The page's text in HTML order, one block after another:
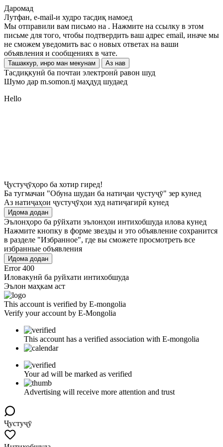
Даромад
Лутфан, e-mail-и худро тасдиқ намоед
Мы отправили вам письмо на . Нажмите на ссылку в этом
письме для того, чтобы подтвердить ваш адрес email, иначе мы
не сможем уведомить вас о новых ответах на ваши
объявления и сообщениях в чате.
Ташаккур, инро ман мекунам Аз нав
Тасдиқкунӣ ба почтаи электронӣ равон шуд
Шумо дар m.somon.tj маҳдуд шудаед
Hello
Ҷустуҷӯҳоро ба хотир гиред!
Ба тугмачаи "Обуна шудан ба натиҷаи ҷустуҷӯ" зер кунед
Аз натиҷаҳои ҷустуҷӯҳои худ натиҷагирӣ кунед
Идома додан
Эълонҳоро ба рӯйхати эълонҳои интихобшуда илова кунед
Нажмите кнопку в форме звезды и это объявление сохранится
в разделе "Избранное", где вы сможете просмотреть все
избранные объявления
Идома додан
Error 400
Иловакунӣ ба руйхати интихобшуда
Эълон маҳкам аст
This account is verified by E-mongolia
Verify your account by E-Mongolia
This account has a verified association with E-mongolia
Your ad will be marked as verified
Advertising will receive more attention and trust
Ҷустуҷӯ